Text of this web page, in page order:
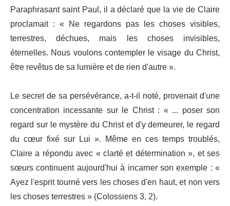
Paraphrasant saint Paul, il a déclaré que la vie de Claire
proclamait : « Ne regardons pas les choses visibles,
terrestres, déchues, mais les choses invisibles,
éternelles. Nous voulons contempler le visage du Christ,
être revêtus de sa lumière et de rien d'autre ».
Le secret de sa persévérance, a-t-il noté, provenait d'une
concentration incessante sur le Christ : « ... poser son
regard sur le mystère du Christ et d'y demeurer, le regard
du cœur fixé sur Lui ». Même en ces temps troublés,
Claire a répondu avec « clarté et détermination », et ses
sœurs continuent aujourd'hui à incarner son exemple : «
Ayez l'esprit tourné vers les choses d'en haut, et non vers
les choses terrestres » (Colossiens 3, 2).